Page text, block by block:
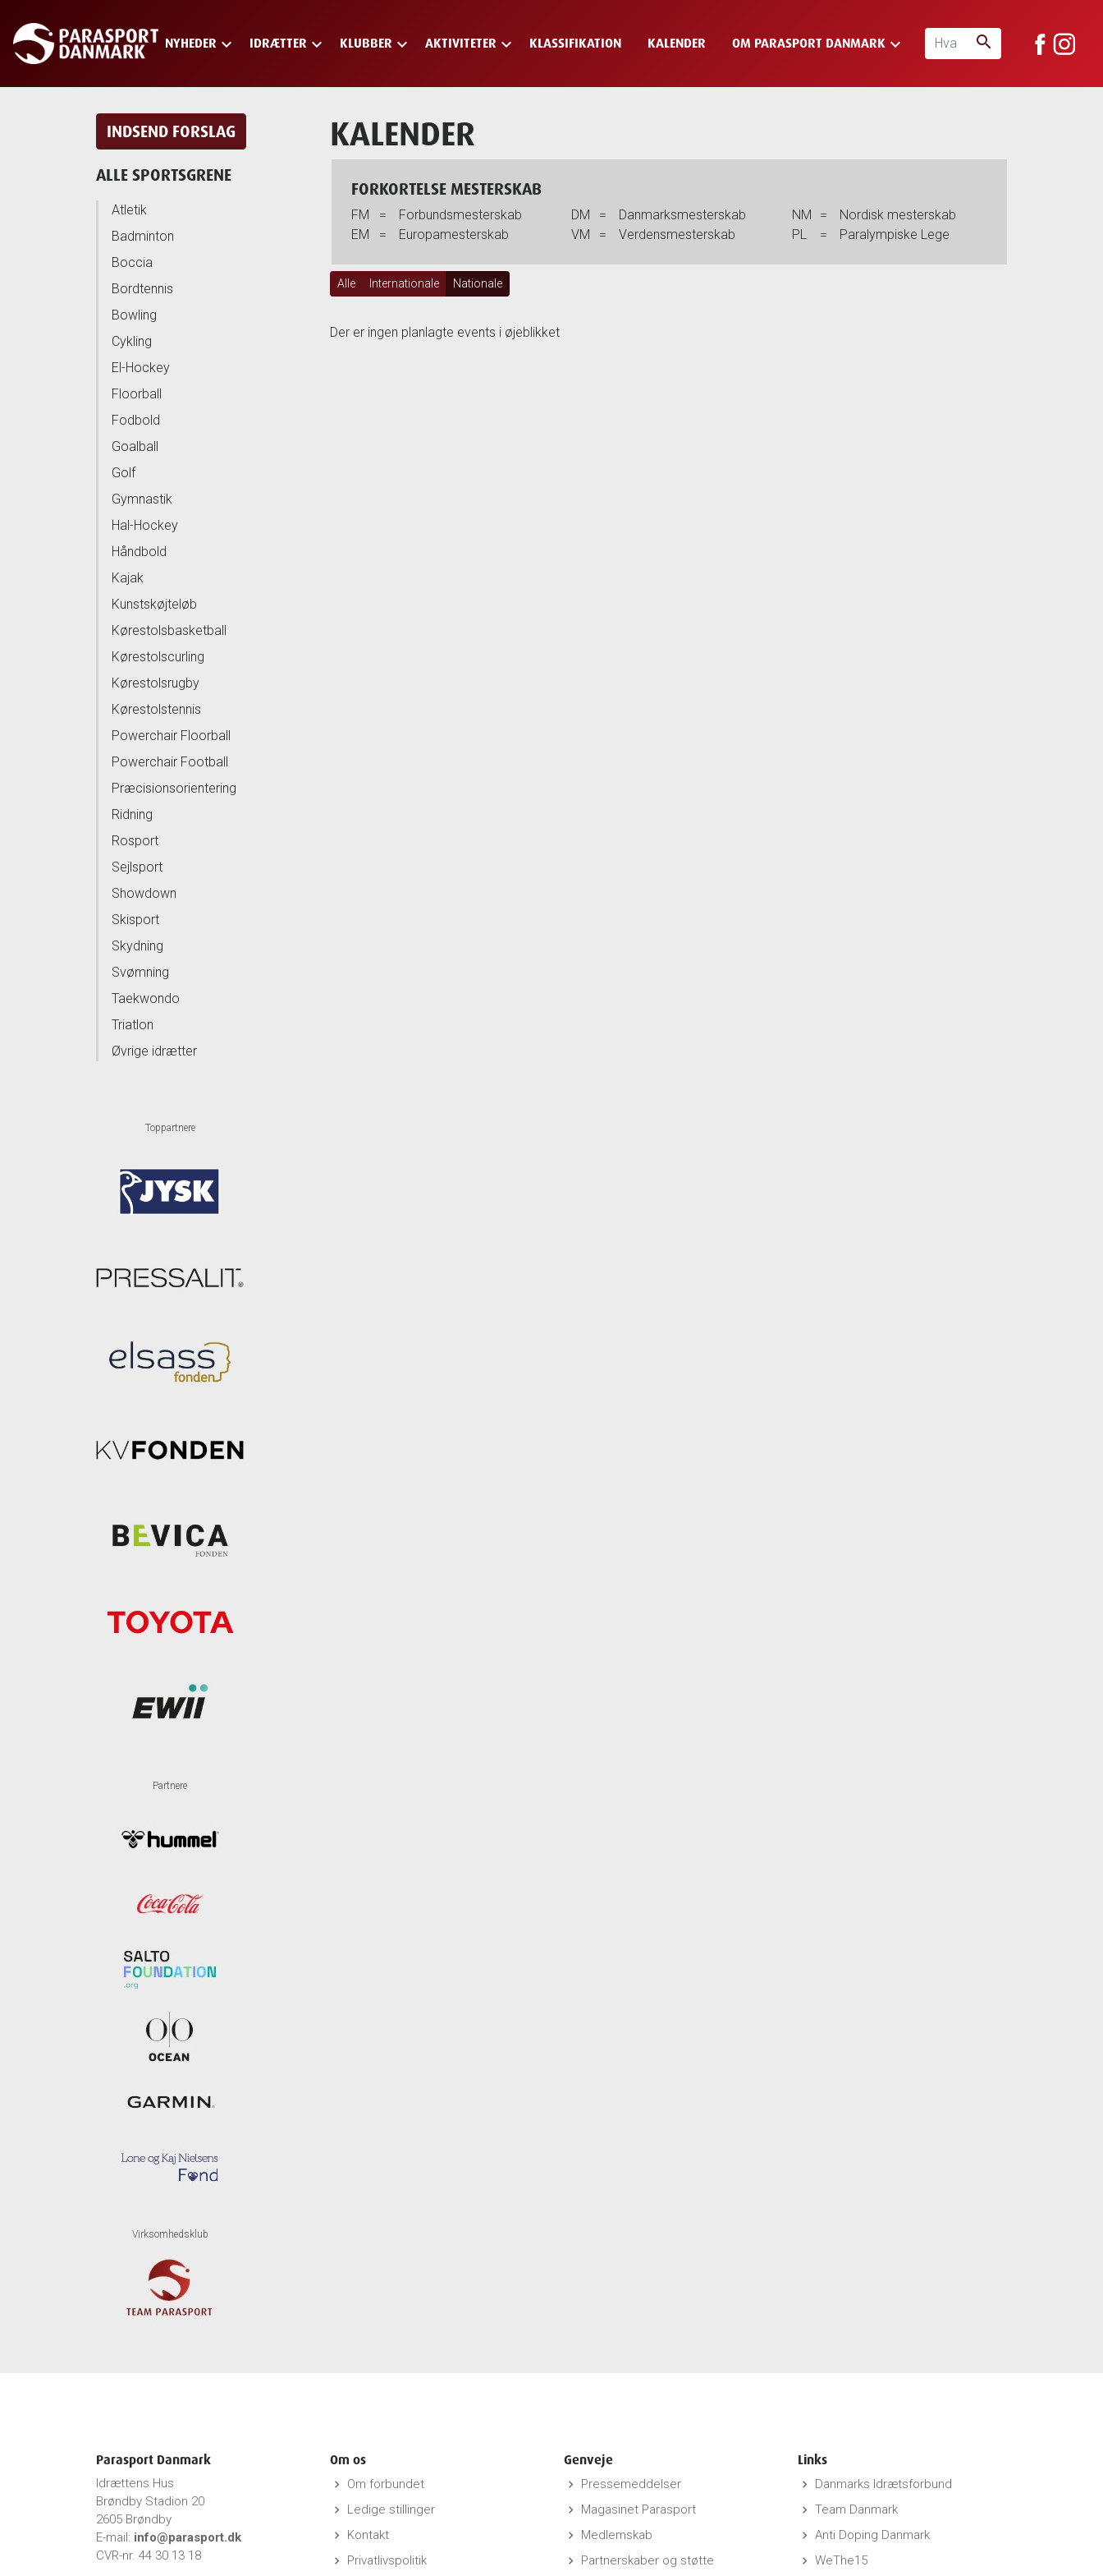
Skip
main
NYHEDER keyboard_arrow_down IDRÆTTER keyboard_arrow_down KLUBBER keyboard_arrow_down AKTIVITETER keyboard_arrow_down KLASSIFIKATION KALENDER OM PARASPORT DANMARK keyboard_arrow_down search
INDSEND FORSLAG
ALLE SPORTSGRENE
Atletik
Badminton
Boccia
Bordtennis
Bowling
Cykling
El-Hockey
Floorball
Fodbold
Goalball
Golf
Gymnastik
Hal-Hockey
Håndbold
Kajak
Kunstskøjteløb
Kørestolsbasketball
Kørestolscurling
Kørestolsrugby
Kørestolstennis
Powerchair Floorball
Powerchair Football
Præcisionsorientering
Ridning
Rosport
Sejlsport
Showdown
Skisport
Skydning
Svømning
Taekwondo
Triatlon
Øvrige idrætter
Toppartnere
Partnere
Virksomhedsklub
KALENDER
FORKORTELSE MESTERSKAB
FM = Forbundsmesterskab DM = Danmarksmesterskab NM =
Nordisk mesterskab
EM
= Europamesterskab VM = Verdensmesterskab PL = Paralympiske Lege
Alle Internationale Nationale
Der er ingen planlagte events i øjeblikket
Parasport Danmark
Idrættens Hus
Brøndby Stadion 20
2605 Brøndby
E-mail: info@parasport.dk
CVR-nr. 44 30 13 18
Om os
keyboard_arrow_right Om forbundet
keyboard_arrow_right Ledige stillinger
keyboard_arrow_right Kontakt
keyboard_arrow_right Privatlivspolitik
Genveje
keyboard_arrow_right Pressemeddelser
keyboard_arrow_right Magasinet Parasport
keyboard_arrow_right Medlemskab
keyboard_arrow_right Partnerskaber og støtte
Links
keyboard_arrow_right Danmarks Idrætsforbund
keyboard_arrow_right Team Danmark
keyboard_arrow_right Anti Doping Danmark
keyboard_arrow_right WeThe15